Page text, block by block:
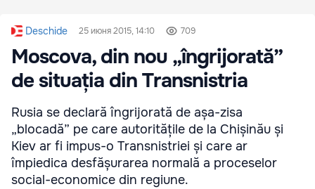
Deschide 25 июня 2015, 14:10 709
Moscova, din nou „îngrijorată”
de situația din Transnistria
Rusia se declară îngrijorată de așa-zisa
„blocadă” pe care autoritățile de la Chișinău și
Kiev ar fi impus-o Transnistriei și care ar
împiedica desfășurarea normală a proceselor
social-economice din regiune.